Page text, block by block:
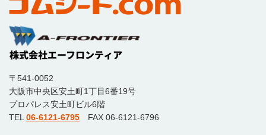
〒541-0052
大阪市中央区安土町1丁目6番19号
プロパレス安土町ビル6階
TEL 06-6121-6795 FAX 06-6121-6796